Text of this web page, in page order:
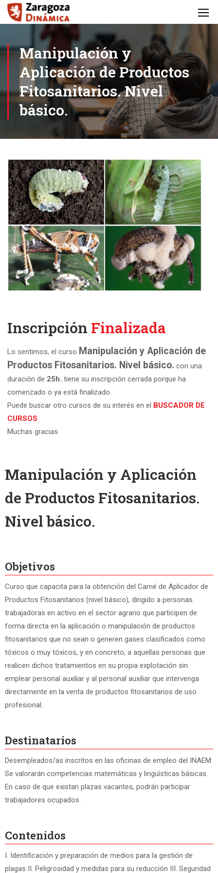
Manipulación y
Aplicación de Productos
Fitosanitarios. Nivel
básico.
Inscripción Finalizada
Lo sentimos, el curso Manipulación y Aplicación de
Productos Fitosanitarios. Nivel básico. con una
duración de 25h. tiene su inscripción cerrada porque ha
comenzado o ya está finalizado.
Puede buscar otro cursos de su interés en el BUSCADOR DE
CURSOS
Muchas gracias
Manipulación y Aplicación
de Productos Fitosanitarios.
Nivel básico.
Objetivos
Curso que capacita para la obtención del Carné de Aplicador de
Productos Fitosanitarios (nivel básico), dirigido a personas
trabajadoras en activo en el sector agrario que participen de
forma directa en la aplicación o manipulación de productos
fitosanitarios que no sean o generen gases clasificados como
tóxicos o muy tóxicos, y en concreto, a aquellas personas que
realicen dichos tratamientos en su propia explotación sin
emplear personal auxiliar y al personal auxiliar que intervenga
directamente en la venta de productos fitosanitarios de uso
profesional.
Destinatarios
Desempleados/as inscritos en las oficinas de empleo del INAEM.
Se valorarán competencias matemáticas y lingüísticas básicas.
En caso de que existan plazas vacantes, podrán participar
trabajadores ocupados.
Contenidos
I. Identificación y preparación de medios para la gestión de
plagas II. Peligrosidad y medidas para su reducción III. Seguridad